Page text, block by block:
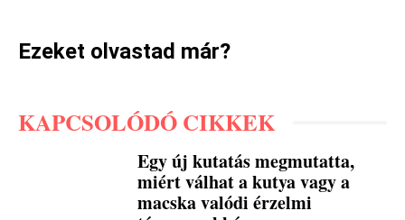
Ezeket olvastad már?
KAPCSOLÓDÓ CIKKEK
Egy új kutatás megmutatta,
miért válhat a kutya vagy a
macska valódi érzelmi